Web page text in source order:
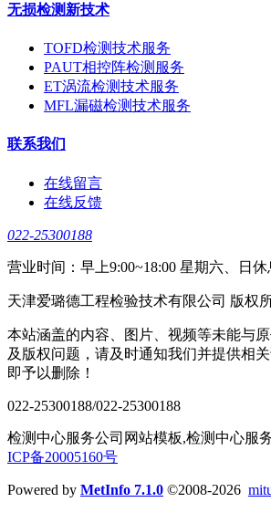
无损检测新技术
TOFD检测技术服务
PAUT相控阵检测服务
ET涡流检测技术服务
MFL漏磁检测技术服务
联系我们
在线留言
在线反馈
022-25300188
营业时间：早上9:00~18:00 星期六、日休
天津爱璐德工程检验技术有限公司 版权所
本站涵盖的内容、图片、视频等未能与
及版权问题，请及时通知我们并提供相
即予以删除！
022-25300188/022-25300188
检测中心服务公司网站模板,检测中心服
ICP备20005160号
Powered by MetInfo 7.1.0 ©2008-2026